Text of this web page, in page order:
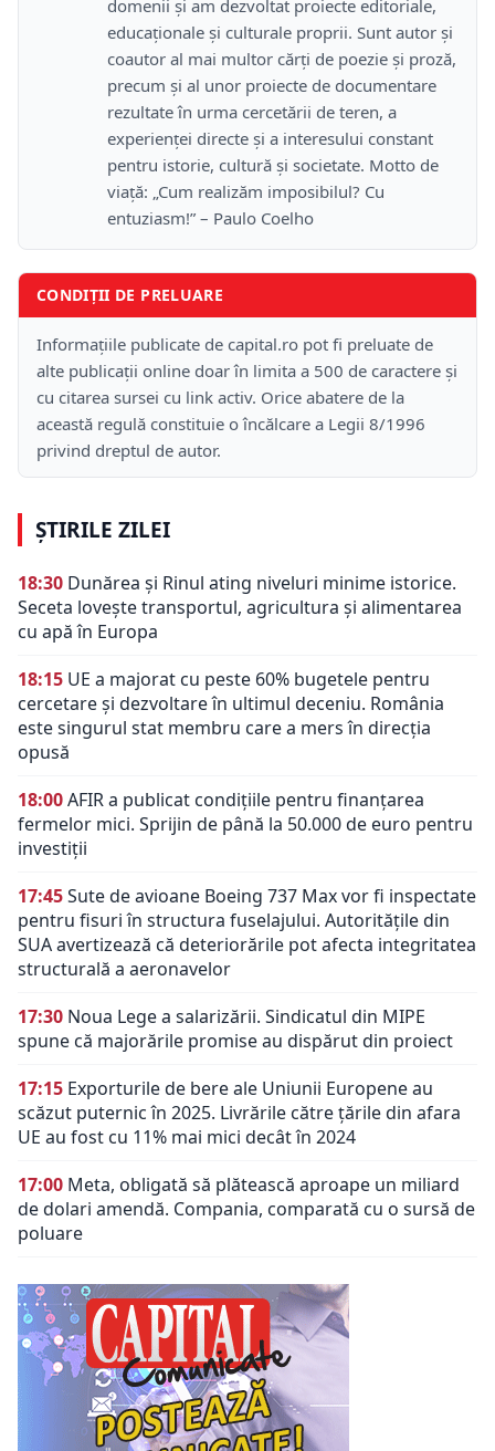
domenii și am dezvoltat proiecte editoriale,
educaționale și culturale proprii. Sunt autor și
coautor al mai multor cărți de poezie și proză,
precum și al unor proiecte de documentare
rezultate în urma cercetării de teren, a
experienței directe și a interesului constant
pentru istorie, cultură și societate. Motto de
viață: „Cum realizăm imposibilul? Cu
entuziasm!” – Paulo Coelho
CONDIȚII DE PRELUARE
Informațiile publicate de capital.ro pot fi preluate de
alte publicații online doar în limita a 500 de caractere și
cu citarea sursei cu link activ. Orice abatere de la
această regulă constituie o încălcare a Legii 8/1996
privind dreptul de autor.
ȘTIRILE ZILEI
18:30 Dunărea și Rinul ating niveluri minime istorice.
Seceta lovește transportul, agricultura și alimentarea
cu apă în Europa
18:15 UE a majorat cu peste 60% bugetele pentru
cercetare și dezvoltare în ultimul deceniu. România
este singurul stat membru care a mers în direcția
opusă
18:00AFIR a publicat condițiile pentru finanțarea
fermelor mici. Sprijin de până la 50.000 de euro pentru
investiții
17:45Sute de avioane Boeing 737 Max vor fi inspectate
pentru fisuri în structura fuselajului. Autoritățile din
SUA avertizează că deteriorările pot afecta integritatea
structurală a aeronavelor
17:30 Noua Lege a salarizării. Sindicatul din MIPE
spune că majorările promise au dispărut din proiect
17:15 Exporturile de bere ale Uniunii Europene au
scăzut puternic în 2025. Livrările către țările din afara
UE au fost cu 11% mai mici decât în 2024
17:00 Meta, obligată să plătească aproape un miliard
de dolari amendă. Compania, comparată cu o sursă de
poluare